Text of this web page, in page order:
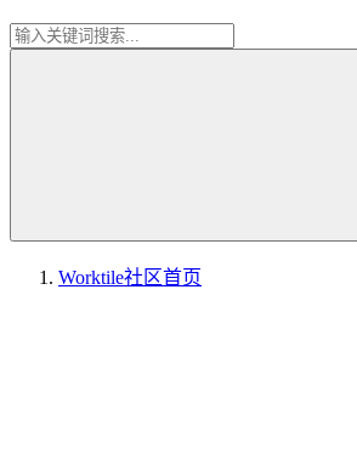
Worktile社区首页